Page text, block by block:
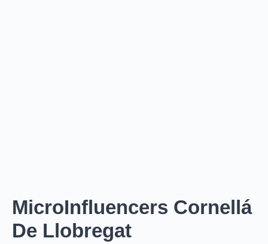
0
MicroInfluencers Cornellá
De Llobregat